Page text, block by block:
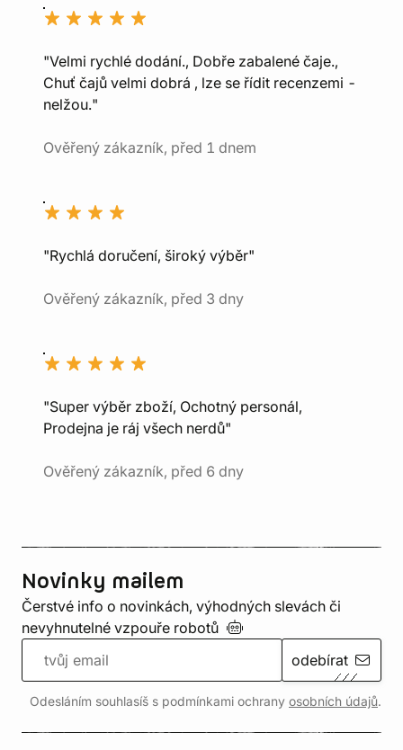
"Velmi rychlé dodání., Dobře zabalené čaje.,
Chuť čajů velmi dobrá , lze se řídit recenzemi -
nelžou."
Ověřený zákazník, před 1 dnem
"Rychlá doručení, široký výběr"
Ověřený zákazník, před 3 dny
"Super výběr zboží, Ochotný personál,
Prodejna je ráj všech nerdů"
Ověřený zákazník, před 6 dny
Novinky mailem
Čerstvé info o novinkách, výhodných slevách či
nevyhnutelné vzpouře robotů
odebírat
Odesláním souhlasíš s podmínkami ochrany osobních údajů.